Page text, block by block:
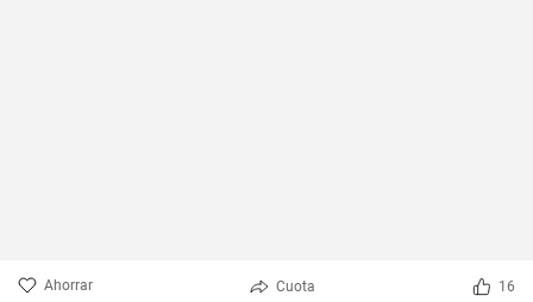
Ahorrar Cuota 16